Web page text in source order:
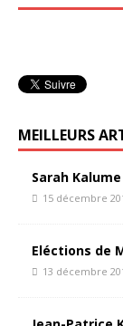
MEILLEURS
Sarah
15 décembre
Eléctions de
13 décembre